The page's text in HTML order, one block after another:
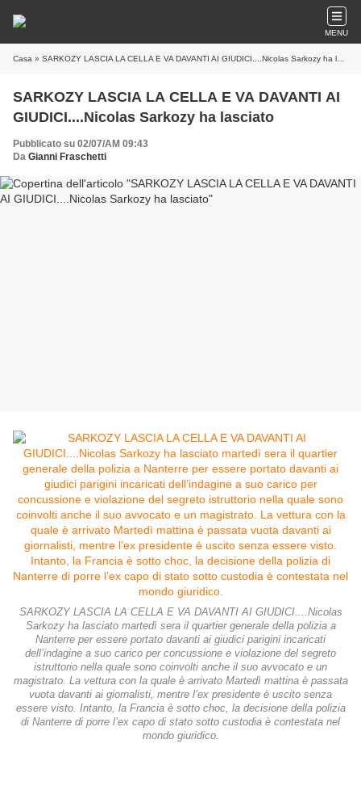
MENU
Casa » SARKOZY LASCIA LA CELLA E VA DAVANTI AI GIUDICI....Nicolas Sarkozy ha lasciato
SARKOZY LASCIA LA CELLA E VA DAVANTI AI
GIUDICI....Nicolas Sarkozy ha lasciato
Pubblicato su 02/07/AM 09:43
Da Gianni Fraschetti
SARKOZY LASCIA LA CELLA E VA DAVANTI AI GIUDICI....Nicolas
Sarkozy ha lasciato martedì sera il quartier generale della polizia a
Nanterre per essere portato davanti ai giudici parigini incaricati
dell’indagine a suo carico per concussione e violazione del segreto
istruttorio nella quale sono coinvolti anche il suo avvocato e un
magistrato. La vettura con la quale è arrivato Martedì mattina è passata
vuota davanti ai giornalisti, mentre l’ex presidente è uscito senza
essere visto. Intanto, la Francia è sotto choc, la decisione della polizia
di Nanterre di porre l’ex capo di stato sotto custodia è contestata nel
mondo giuridico.